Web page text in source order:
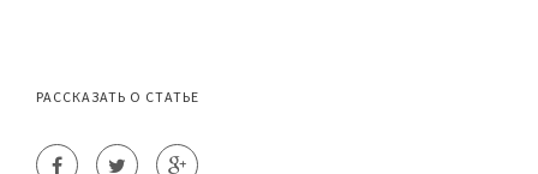
РАССКАЗАТЬ О СТАТЬЕ